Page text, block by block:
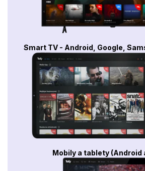
Smart TV - Android, Google,
Mobily a tablety (Android